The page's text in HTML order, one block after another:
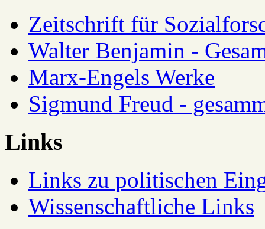
Zeitschrift für
Walter Benjamin -
Marx-Engels Werke
Sigmund Freud -
Links
Links zu politischen
Wissenschaftliche Links